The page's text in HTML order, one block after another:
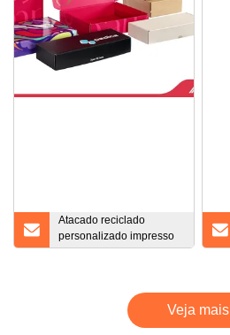
Atacado reciclado
personalizado impresso
logotipo caixas de
caixa de correio de
presente de aniversárioVeja mais